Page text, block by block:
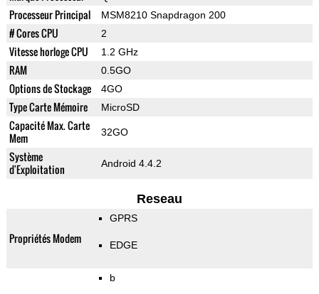
Processeur Principal MSM8210 Snapdragon 200
# Cores CPU 2
Vitesse horloge CPU 1.2 GHz
RAM 0.5GO
Options de Stockage 4GO
Type Carte Mémoire MicroSD
Capacité Max. Carte
Mem
32GO
Système
d'Exploitation
Android 4.4.2
Reseau
Propriétés Modem
GPRS
EDGE
b